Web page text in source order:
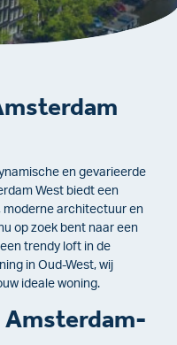
en gevarieerde
West biedt een
moderne architectuur en
op zoek bent naar een
trendy loft in de
in Oud-West, wij
ideale woning.
Amsterdam-